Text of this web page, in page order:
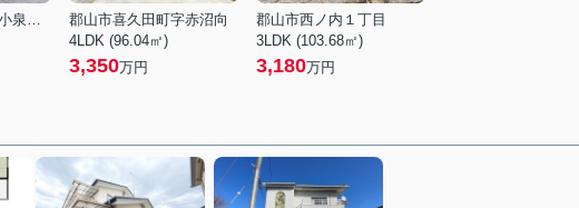
郡山市富久山町南小泉字関場
郡山市喜久田町字赤沼向
4LDK (96.04㎡)
3,350万円
郡山市西ノ内１丁目
3LDK (103.68㎡)
3,180万円